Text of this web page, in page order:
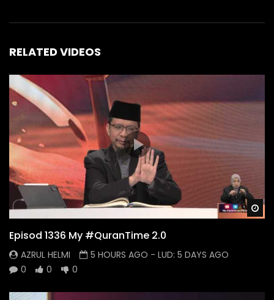
RELATED VIDEOS
Episod 1336 My #QuranTime 2.0
AZRUL HELMI 5 HOURS AGO - LUD: 5 DAYS AGO
0
0 0